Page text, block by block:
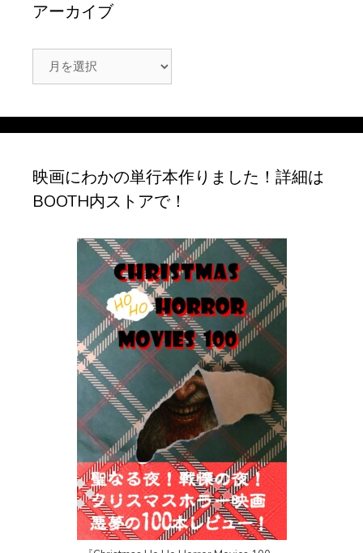
アーカイブ
ー
映画にわかの単行本作りました！詳細は
BOOTH内ストアで！